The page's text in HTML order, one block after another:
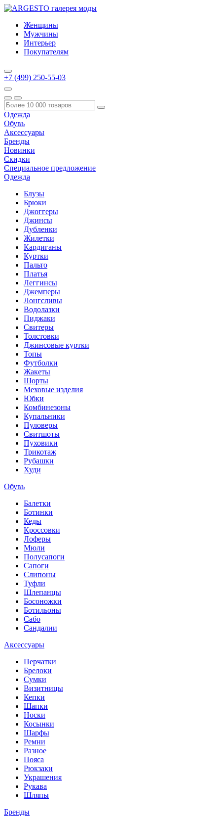
Женщины
Мужчины
Интерьер
Покупателям
+7 (499) 250-55-03
Одежда
Обувь
Аксессуары
Бренды
Новинки
Скидки
Специальное предложение
Одежда
Блузы
Брюки
Джоггеры
Джинсы
Дубленки
Жилетки
Кардиганы
Куртки
Пальто
Платья
Леггинсы
Джемперы
Лонгсливы
Водолазки
Пиджаки
Свитеры
Толстовки
Джинсовые куртки
Топы
Футболки
Жакеты
Шорты
Меховые изделия
Юбки
Комбинезоны
Купальники
Пуловеры
Свитшоты
Пуховики
Трикотаж
Рубашки
Худи
Обувь
Балетки
Ботинки
Кеды
Кроссовки
Лоферы
Мюли
Полусапоги
Сапоги
Слипоны
Туфли
Шлепанцы
Босоножки
Ботильоны
Сабо
Сандалии
Аксессуары
Перчатки
Брелоки
Сумки
Визитницы
Кепки
Шапки
Носки
Косынки
Шарфы
Ремни
Разное
Пояса
Рюкзаки
Украшения
Рукава
Шляпы
Бренды